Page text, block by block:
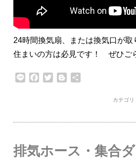
24時間換気扇、または換気口が取
住まいの方は必見です！ ぜひご
Line Facebook
TwitterBlogger
カテゴリ
排気ホース・集合